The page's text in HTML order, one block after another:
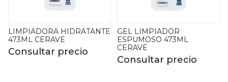
LIMPIADORA HIDRATANTE
473ML CERAVE
Consultar precio
GEL LIMPIADOR
ESPUMOSO 473ML
CERAVE
Consultar precio